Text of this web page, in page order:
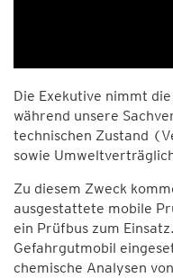
Die Exekutive nimmt
während unsere
technischen Zustand
sowie
Zu diesem Zweck
ausgestattete mobile
ein Prüfbus zum
Gefahrgutmobil
chemische Analysen